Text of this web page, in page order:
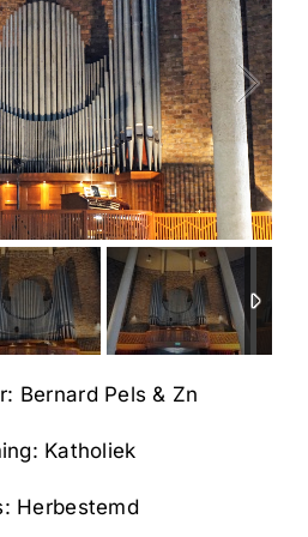
Bernard Pels & Zn
Katholiek
Herbestemd